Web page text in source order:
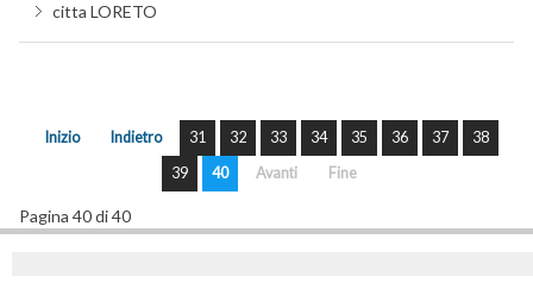
citta LORETO
Inizio Indietro 31 32 33 34 35 36 37
38
39
40 Avanti Fine
Pagina 40 di 40